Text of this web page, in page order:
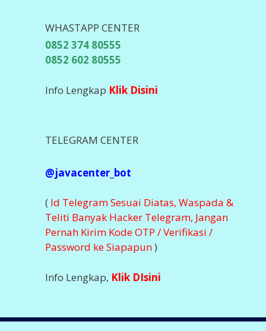
WHASTAPP CENTER
0852 374 80555
0852 602 80555
Info Lengkap Klik Disini
TELEGRAM CENTER
@javacenter_bot
( Id Telegram Sesuai Diatas, Waspada &
Teliti Banyak Hacker Telegram, Jangan
Pernah Kirim Kode OTP / Verifikasi /
Password ke Siapapun)
Info Lengkap, Klik DIsini